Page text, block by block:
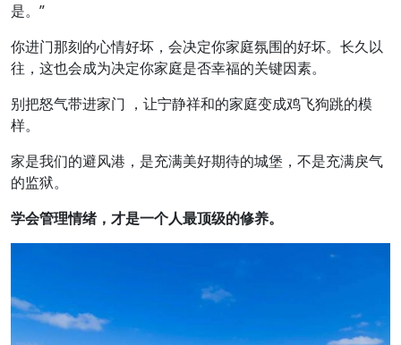
是。”
你进门那刻的心情好坏，会决定你家庭氛围的好坏。长久以
往，这也会成为决定你家庭是否幸福的关键因素。
别把怒气带进家门 ，让宁静祥和的家庭变成鸡飞狗跳的模
样。
家是我们的避风港，是充满美好期待的城堡，不是充满戾气
的监狱。
学会管理情绪，才是一个人最顶级的修养。